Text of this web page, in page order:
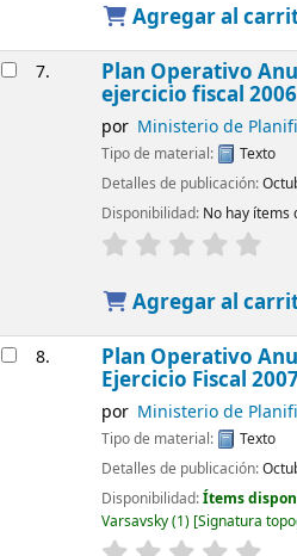
Agregar al
7. Plan Operativo
ejercicio fiscal 2006
por Ministerio de
Tipo de material:
Texto
Detalles de publicación:
Disponibilidad: No hay ítems
Agregar al
8. Plan Operativo
Ejercicio Fiscal
por Ministerio de
Tipo de material:
Texto
Detalles de publicación:
Disponibilidad:Ítems
Varsavsky(1) Signatura